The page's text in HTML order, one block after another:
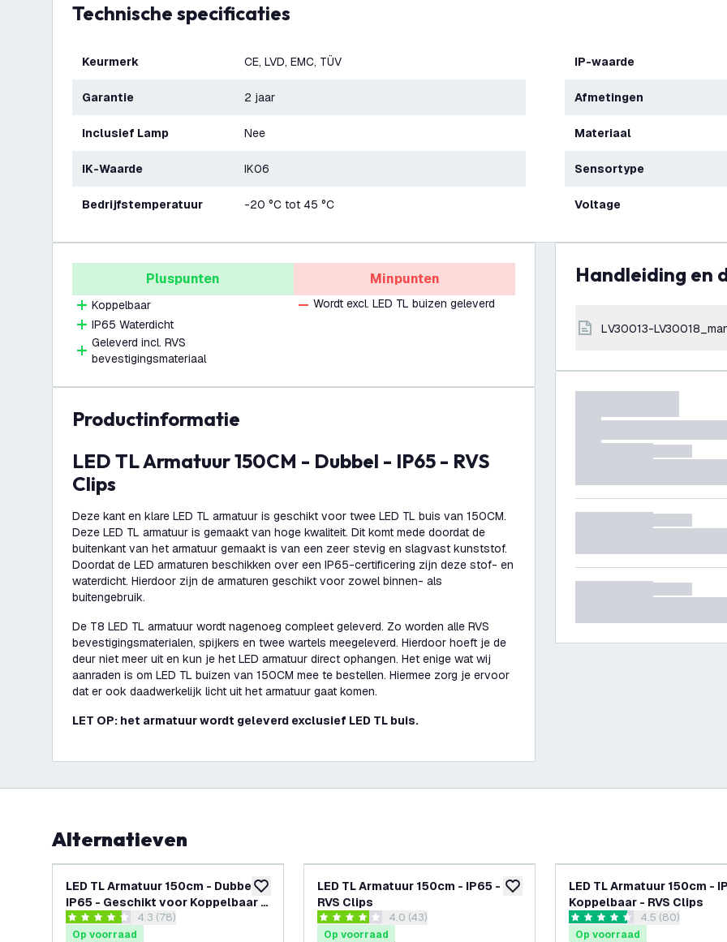
Technische specificaties
Keurmerk CE, LVD, EMC, TÜV
Garantie 2 jaar
Inclusief Lamp Nee
IK-Waarde IK06
Bedrijfstemperatuur -20 °C tot 45 °C
IP-waarde
Afmetingen
Materiaal
Sensortype
Voltage
Pluspunten
Koppelbaar
IP65 Waterdicht
Geleverd incl. RVS
bevestigingsmateriaal
Minpunten
Wordt excl. LED TL buizen geleverd
productinformatie
LED TL Armatuur 150CM - Dubbel - IP65 - RVS
Clips
Deze kant en klare LED TL armatuur is geschikt voor twee LED TL buis van 150CM.
Deze LED TL armatuur is gemaakt van hoge kwaliteit. Dit komt mede doordat de
buitenkant van het armatuur gemaakt is van een zeer stevig en slagvast kunststof.
Doordat de LED armaturen beschikken over een IP65-certificering zijn deze stof- en
waterdicht. Hierdoor zijn de armaturen geschikt voor zowel binnen- als
buitengebruik.
De T8 LED TL armatuur wordt nagenoeg compleet geleverd. Zo worden alle RVS
bevestigingsmaterialen, spijkers en twee wartels meegeleverd. Hierdoor hoeft je de
deur niet meer uit en kun je het LED armatuur direct ophangen. Het enige wat wij
aanraden is om LED TL buizen van 150CM mee te bestellen. Hiermee zorg je ervoor
dat er ook daadwerkelijk licht uit het armatuur gaat komen.
LET OP: het armatuur wordt geleverd exclusief LED TL buis.
Handleiding en
LV30013-
Alternatieven
toevoegen aan verlanglijst
LED TL Armatuur 150cm - Dubbel -
IP65 - Geschikt voor Koppelbaar -
RVS Clipsreviews drawer openen
4.3 score sterren4.3 (78)
Op voorraad
toevoegen aan verlanglijst
LED TL Armatuur 150cm - IP65 -
RVS Clips
reviews drawer openen
4 score sterren4.0 (43)
Op voorraad
LED TL Armatuur 150cm -
Koppelbaar - RVS Clips
reviews drawer
4.5 score sterren4.5 (80)
Op voorraad